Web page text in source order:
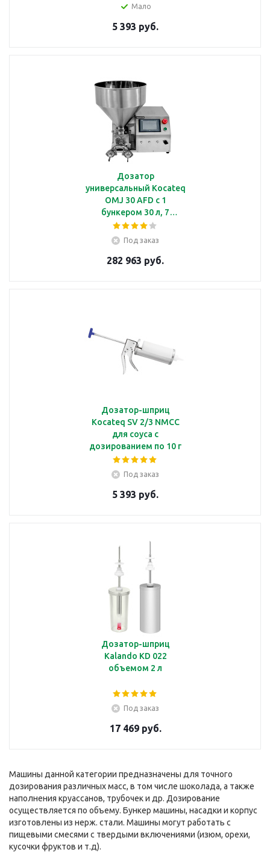
Мало
5 393 руб.
Дозатор
универсальный Kocateq
OMJ 30 AFD с 1
бункером 30 л, 7
насадок + 6 игл в
комплекте
Под заказ
282 963 руб.
Дозатор-шприц
Kocateq SV 2/3 NMCC
для соуса с
дозированием по 10 г
Под заказ
5 393 руб.
Дозатор-шприц
Kalando KD 022
объемом 2 л
Под заказ
17 469 руб.
Машины данной категории предназначены для точного
дозирования различных масс, в том числе шоколада, а также
наполнения круассанов, трубочек и др. Дозирование
осуществляется по объему. Бункер машины, насадки и корпус
изготовлены из нерж. стали. Машины могут работать с
пищевыми смесями с твердыми включениями (изюм, орехи,
кусочки фруктов и т.д).